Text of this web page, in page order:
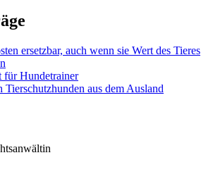
ersetzbar, auch wenn sie Wert des Tieres
für Hundetrainer
aus dem Ausland